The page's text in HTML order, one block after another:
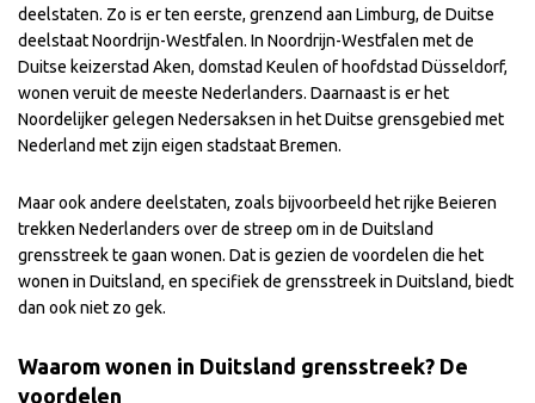
deelstaten. Zo is er ten eerste, grenzend aan Limburg, de Duitse
deelstaat Noordrijn-Westfalen. In Noordrijn-Westfalen met de
Duitse keizerstad Aken, domstad Keulen of hoofdstad Düsseldorf,
wonen veruit de meeste Nederlanders. Daarnaast is er het
Noordelijker gelegen Nedersaksen in het Duitse grensgebied met
Nederland met zijn eigen stadstaat Bremen.
Maar ook andere deelstaten, zoals bijvoorbeeld het rijke Beieren
trekken Nederlanders over de streep om in de Duitsland
grensstreek te gaan wonen. Dat is gezien de voordelen die het
wonen in Duitsland, en specifiek de grensstreek in Duitsland, biedt
dan ook niet zo gek.
Waarom wonen in Duitsland grensstreek? De
voordelen